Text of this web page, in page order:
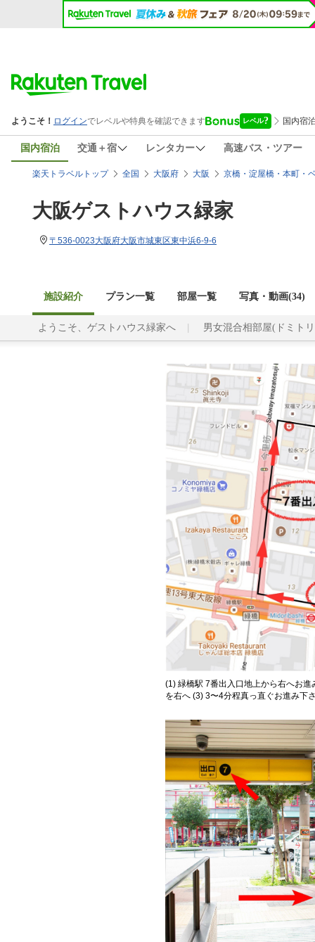
国内宿泊 交通＋宿 レンタカー 高速バス・ツアー
楽天トラベルトップ 全国 大阪府 大阪 京橋・淀屋橋・本町・
大阪ゲストハウス緑家
〒536-0023大阪府大阪市城東区東中浜6-9-6
施設紹介 プラン一覧 部屋一覧 写真・動画(34)
ようこそ、ゲストハウス緑家へ 男女混合相部屋(ドミト
(1) 緑橋駅 7番出入口地上から右へお
を右へ (3) 3〜4分程真っ直ぐお進み下